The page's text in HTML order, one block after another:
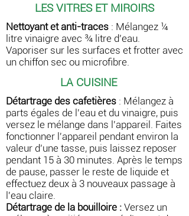
LES VITRES ET MIROIRS
Nettoyant et anti-traces : Mélangez ¼
litre vinaigre avec ¾ litre d’eau.
Vaporiser sur les surfaces et frotter avec
un chiffon sec ou microfibre.
LA CUISINE
Détartrage des cafetières : Mélangez à
parts égales de l'eau et du vinaigre, puis
versez le mélange dans l'appareil. Faites
fonctionner l'appareil pendant environ la
valeur d’une tasse, puis laissez reposer
pendant 15 à 30 minutes. Après le temps
de pause, passer le reste de liquide et
effectuez deux à 3 nouveaux passage à
l'eau claire.
Détartrage de la bouilloire : Versez un